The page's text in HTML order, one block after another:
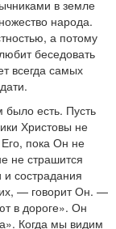
в земле
народа.
а потому
беседовать
всегда самых
есть. Пусть
Христовы не
Его, пока Он не
не страшится
сострадания
— говорит Он. —
в дороге». Он
Когда мы видим